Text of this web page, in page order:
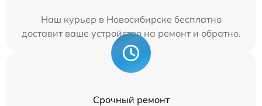
Наш курьер в Новосибирске бесплатно
доставит ваше устройство на ремонт и обратно.
Срочный ремонт